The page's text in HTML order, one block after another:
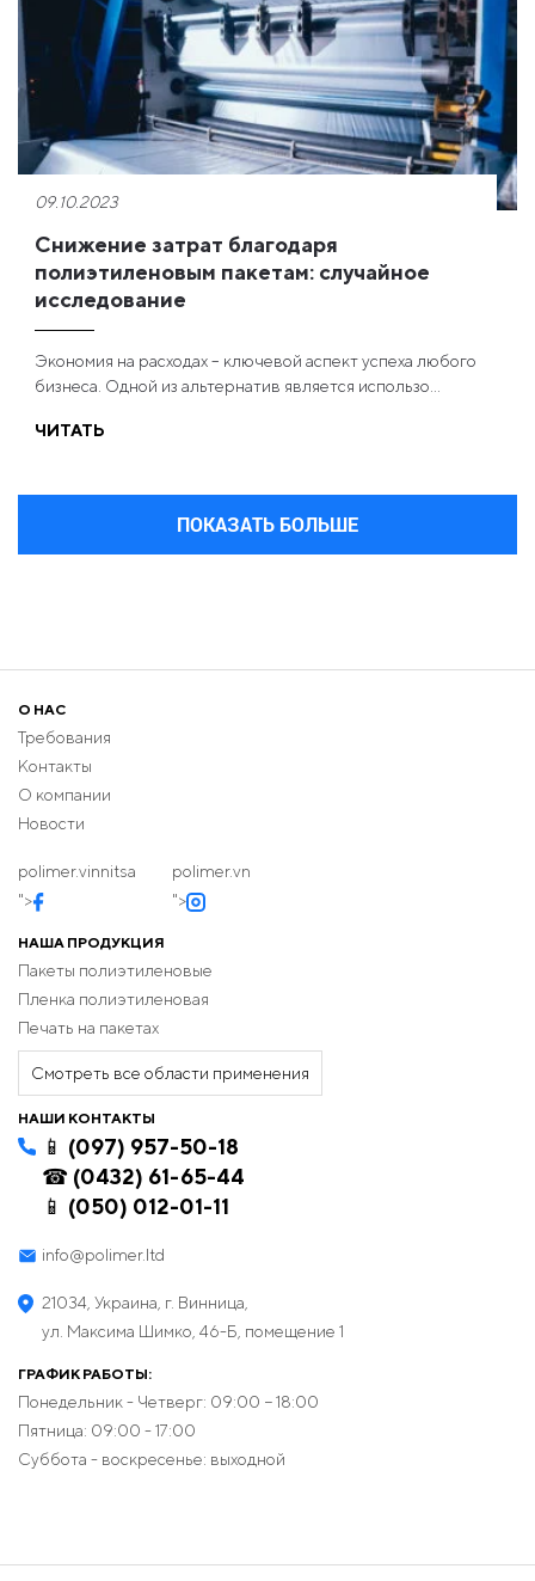
09.10.2023
Снижение затрат благодаря
полиэтиленовым пакетам: случайное
исследование
Экономия на расходах – ключевой аспект успеха любого
бизнеса. Одной из альтернатив является использо...
ЧИТАТЬ
ПОКАЗАТЬ БОЛЬШЕ
О НАС
Требования
Контакты
О компании
Новости
polimer.vinnitsa
">
polimer.vn
">
НАША ПРОДУКЦИЯ
Пакеты полиэтиленовые
Пленка полиэтиленовая
Печать на пакетах
Смотреть все области применения
НАШИ КОНТАКТЫ
📱 (097) 957-50-18
☎ (0432) 61-65-44
📱 (050) 012-01-11
info@polimer.ltd
21034, Украина, г. Винница,
ул. Максима Шимко, 46-Б, помещение 1
ГРАФИК РАБОТЫ:
Понедельник - Четверг: 09:00 − 18:00
Пятница: 09:00 - 17:00
Суббота - воскресенье: выходной